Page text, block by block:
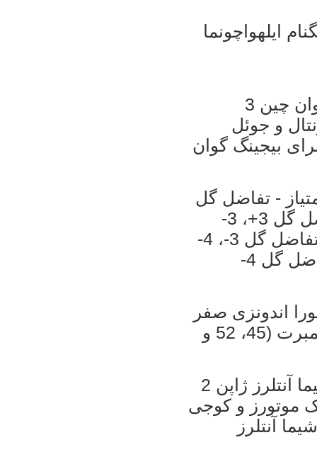
ایلهواچونما
چین 3
فرونتال و جوئل
ایلهواچونما کره جنوبی 6 امتیاز - تفاضل گل
4+، 2- بیجینگ گوان چین 6 امتیاز - تفاضل گل 3+، 3-
ملبورن ویکتوری استرالیا بدون امتیاز - تفاضل گل 3-، 4-
گل 4-
گل‌ها: ژائو جیان (23، 34 و 57)، جانی لامبرت (45، 52 و
ژاپن 2
برای جئونبوک موتورز و کوجی